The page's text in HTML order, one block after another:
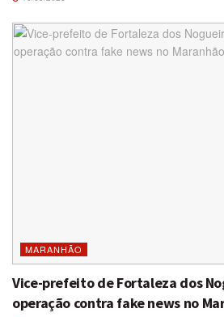
MARANHÃO
Vice-prefeito de Fortaleza dos
operação contra fake news no